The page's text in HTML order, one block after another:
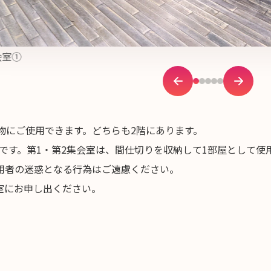
室①
ご使用できます。どちらも2階にあります。
。第1・第2集会室は、間仕切りを収納して1部屋として
の迷惑となる行為はご遠慮ください。
お申し出ください。